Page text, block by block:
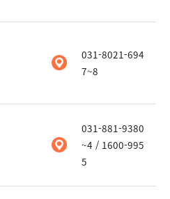
031-8021-694
7~8
031-881-9380
~4 / 1600-995
5